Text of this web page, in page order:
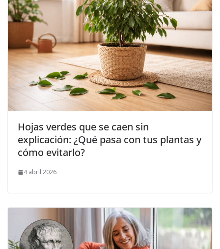
Hojas verdes que se caen sin
explicación: ¿Qué pasa con tus plantas y
cómo evitarlo?
4 abril 2026